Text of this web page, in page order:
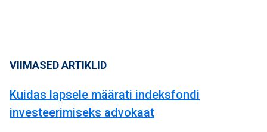
VIIMASED ARTIKLID
Kuidas lapsele määrati indeksfondi
investeerimiseks advokaat